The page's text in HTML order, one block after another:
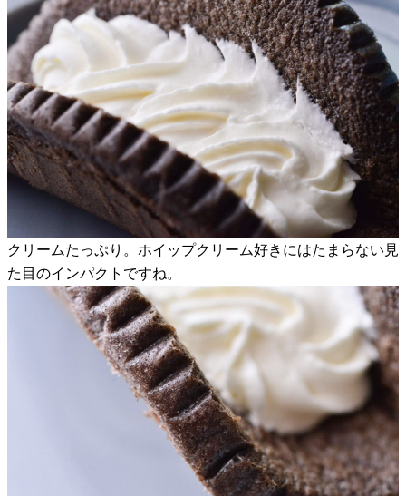
クリームたっぷり。ホイップクリーム好きにはたまらない見
た目のインパクトですね。